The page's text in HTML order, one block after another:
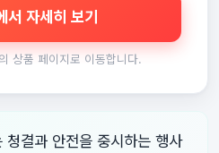
서 자세히 보기
상품 페이지로 이동합니다.
결과 안전을 중시하는 행사